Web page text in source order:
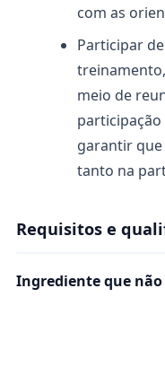
com as
Participar
meio de
garantir que
tanto na
Requisitos e
Ingrediente que